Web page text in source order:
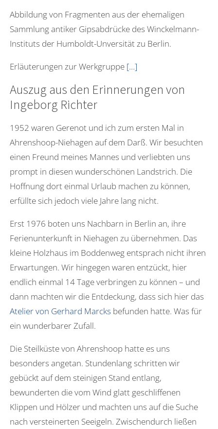
Abbildung von Fragmenten aus der ehemaligen
Sammlung antiker Gipsabdrücke des Winckelmann-
Instituts der Humboldt-Unversität zu Berlin.
Erläuterungen zur Werkgruppe […]
Auszug aus den Erinnerungen von
Ingeborg Richter
1952 waren Gerenot und ich zum ersten Mal in
Ahrenshoop-Niehagen auf dem Darß. Wir besuchten
einen Freund meines Mannes und verliebten uns
prompt in diesen wunderschönen Landstrich. Die
Hoffnung dort einmal Urlaub machen zu können,
erfüllte sich jedoch viele Jahre lang nicht.
Erst 1976 boten uns Nachbarn in Berlin an, ihre
Ferienunterkunft in Niehagen zu übernehmen. Das
kleine Holzhaus im Boddenweg entsprach nicht ihren
Erwartungen. Wir hingegen waren entzückt, hier
endlich einmal 14 Tage verbringen zu können – und
dann machten wir die Entdeckung, dass sich hier das
Atelier von Gerhard Marcks befunden hatte. Was für
ein wunderbarer Zufall.
Die Steilküste von Ahrenshoop hatte es uns
besonders angetan. Stundenlang schritten wir
gebückt auf dem steinigen Stand entlang,
bewunderten die vom Wind glatt geschliffenen
Klippen und Hölzer und machten uns auf die Suche
nach versteinerten Seeigeln. Zwischendurch ließen